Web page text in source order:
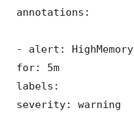
annotations:
- alert: HighMemory
for: 5m
labels:
severity: warning